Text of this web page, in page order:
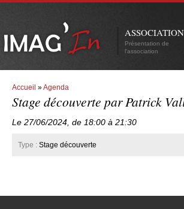
ASSOCIATION
Présentation de
l'association
Accueil »Agenda
Stage découverte par Patrick
Le 27/06/2024, de 18:00 à 21:30
Type : Stage découverte